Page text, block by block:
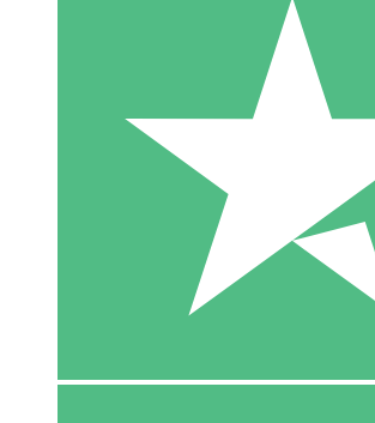
10 Descargas
20 00